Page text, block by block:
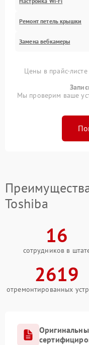
Ремонт петель крышки
Замена вебкамеры
Цены в прайс-
Мы проверим ваше
Toshiba
16
сотрудников в
2619
отремонтированных